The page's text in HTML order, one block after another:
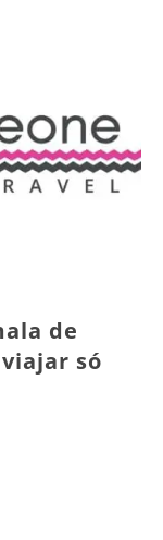
de
só